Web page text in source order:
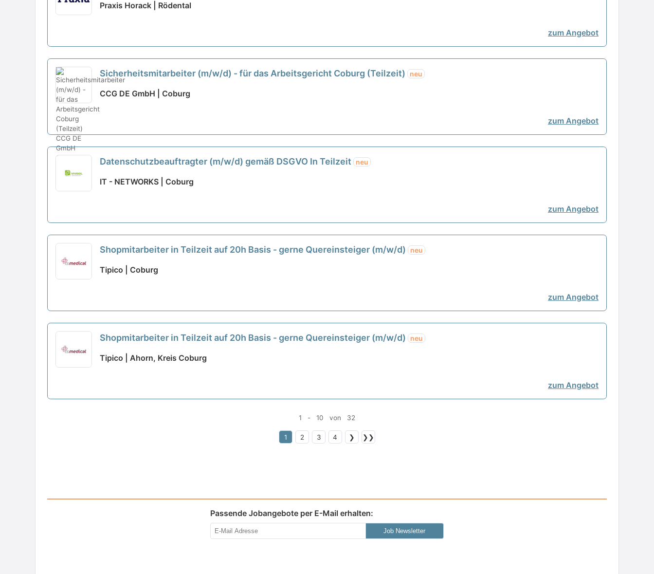
Praxis Horack | Rödental
zum Angebot
Sicherheitsmitarbeiter (m/w/d) - für das Arbeitsgericht Coburg (Teilzeit) neu
CCG DE GmbH | Coburg
zum Angebot
Datenschutzbeauftragter (m/w/d) gemäß DSGVO In Teilzeit neu
IT - NETWORKS | Coburg
zum Angebot
Shopmitarbeiter in Teilzeit auf 20h Basis - gerne Quereinsteiger (m/w/d) neu
Tipico | Coburg
zum Angebot
Shopmitarbeiter in Teilzeit auf 20h Basis - gerne Quereinsteiger (m/w/d) neu
Tipico | Ahorn, Kreis Coburg
zum Angebot
1 - 10 von 32
1 2 3 4 ❯ ❯❯
Passende Jobangebote per E-Mail erhalten:
Job Newsletter